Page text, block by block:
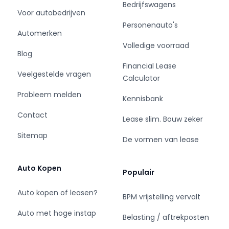
- Lichtmetalen velgen 19"
- Metaalkleur
- Mistlampen voor adaptief
- Panoramadak
- Parkeersensor achter
- Parkeersensor voor
- Sportonderstel
- Verwarmde voorruit
Infotainment
- DAB
- Multimedia-voorbereiding
Voor autobedrijven
Automerken
Blog
Veelgestelde vragen
Probleem melden
Contact
Sitemap
Auto Kopen
Auto kopen of leasen?
Auto met hoge instap
Bedrijfswagens
Personenauto's
Volledige voorraad
Financial Lease
Calculator
Kennisbank
Lease slim. Bouw zeker
De vormen van lease
Populair
BPM vrijstelling vervalt
Belasting / aftrekposten